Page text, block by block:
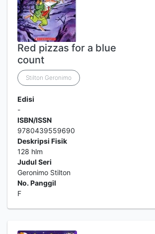
Red pizzas for a blue
count
Stilton Geronimo
Edisi
-
ISBN/ISSN
9780439559690
Deskripsi Fisik
128 hlm
Judul Seri
Geronimo Stilton
No. Panggil
F